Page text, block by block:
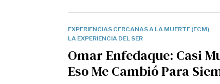
EXPERIENCIAS CERCANAS A LA MUERTE (ECM) ·
LA EXPERIENCIA DEL SER
Omar Enfedaque: Casi
Eso Me Cambió Para